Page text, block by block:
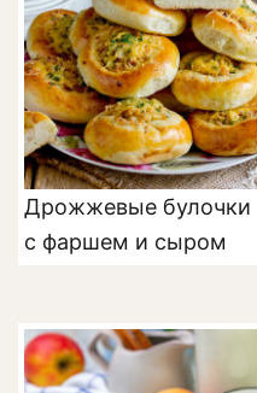
Дрожжевые булочки
с фаршем и сыром